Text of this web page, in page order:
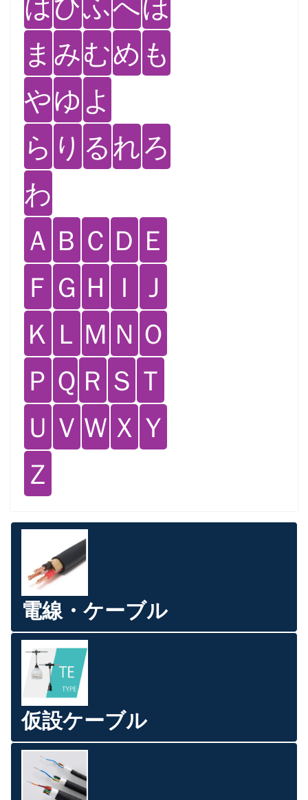
ま みむめ も
やゆ よ
ら り るれろ
わ
Ａ Ｂ Ｃ Ｄ Ｅ
Ｆ Ｇ Ｈ Ｉ Ｊ
Ｋ Ｌ Ｍ Ｎ Ｏ
Ｐ Ｑ Ｒ Ｓ Ｔ
Ｕ Ｖ Ｗ Ｘ Ｙ
Ｚ
電線・ケーブル
仮設ケーブル